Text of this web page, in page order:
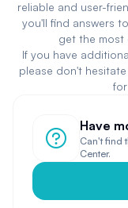
reliable and user-
you'll find answers
get the most
If you have
please don't
Have
Can't find
Center.